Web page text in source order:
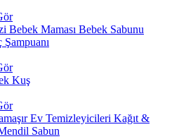
Bebek Maması Bebek Sabunu
Kuş
Ev Temizleyicileri Kağıt &
Sabun